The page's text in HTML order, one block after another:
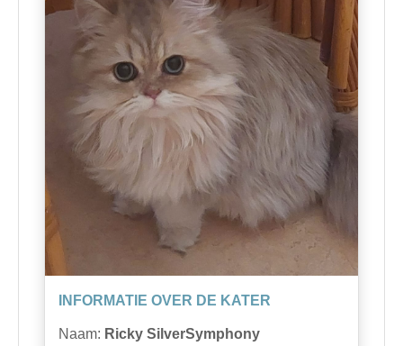
INFORMATIE OVER DE KATER
Naam: Ricky SilverSymphony